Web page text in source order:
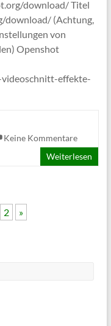
download/ Titel
download/ (Achtung,
von
Openshot
effekte-
Keine Kommentare
Weiterlesen
2 »